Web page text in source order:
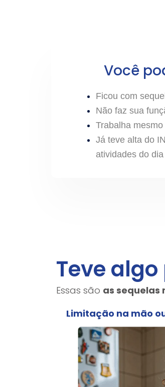
Você
Ficou com
Não faz sua
Trabalha
Já teve alta do
atividades do
Teve
Essas são as sequelas
Limitação na mão